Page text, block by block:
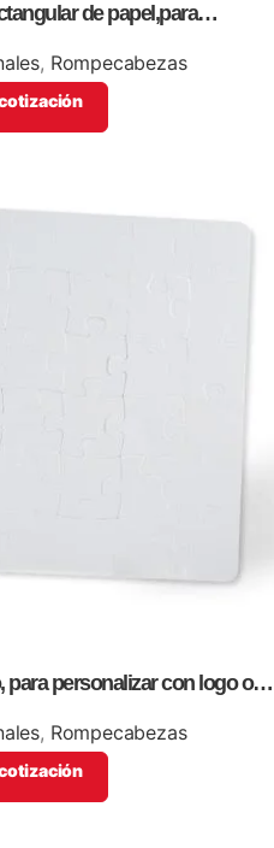
de papel,para
, Rompecabezas
personalizar con logo o
, Rompecabezas